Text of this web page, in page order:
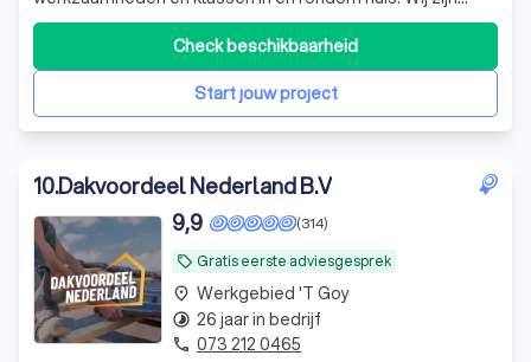
gespecialiseerd in Dakreparaties, -renovaties en Totaal
onderhoud. De specialisaties zijn o.a. het leveren en
aanbrengen van Bitumen en complete Pannen daken
vernieuwen. Maar ook het vernieuwen van s
Start jouw project
Check beschikbaarheid
10.Dakvoordeel Nederland B.V
local_offer Gratis eerste adviesgesprek
(314)
9,9
place Werkgebied 't Goy
timelapse 26 jaar in bedrijf
phone 073 212 0465